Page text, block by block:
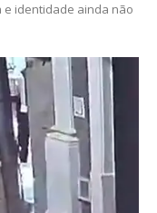
e identidade ainda não